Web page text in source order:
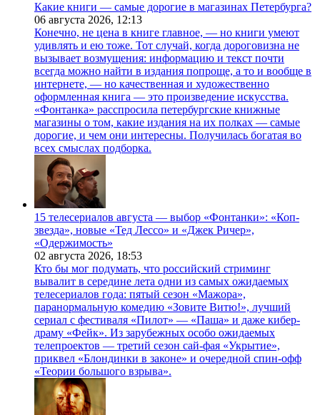
Какие книги — самые дорогие в магазинах Петербурга?
06 августа 2026, 12:13
Конечно, не цена в книге главное, — но книги умеют
удивлять и ею тоже. Тот случай, когда дороговизна не
вызывает возмущения: информацию и текст почти
всегда можно найти в издания попроще, а то и вообще в
интернете, — но качественная и художественно
оформленная книга — это произведение искусства.
«Фонтанка» расспросила петербургские книжные
магазины о том, какие издания на их полках — самые
дорогие, и чем они интересны. Получилась богатая во
всех смыслах подборка.
15 телесериалов августа — выбор «Фонтанки»: «Коп-
звезда», новые «Тед Лессо» и «Джек Ричер»,
«Одержимость»
02 августа 2026, 18:53
Кто бы мог подумать, что российский стриминг
вывалит в середине лета одни из самых ожидаемых
телесериалов года: пятый сезон «Мажора»,
паранормальную комедию «Зовите Витю!», лучший
сериал с фестиваля «Пилот» — «Паша» и даже кибер-
драму «Фейк». Из зарубежных особо ожидаемых
телепроектов — третий сезон сай-фая «Укрытие»,
приквел «Блондинки в законе» и очередной спин-офф
«Теории большого взрыва».